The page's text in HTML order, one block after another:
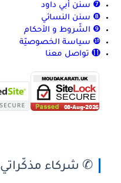
❼ سنن أبي داود
❽ سنن النسائي
❾ الشّروط و الأحكام
❿ سياسة الخصوصيّة
⓫ تواصل معنا
✆ شركاء مذكّراتي